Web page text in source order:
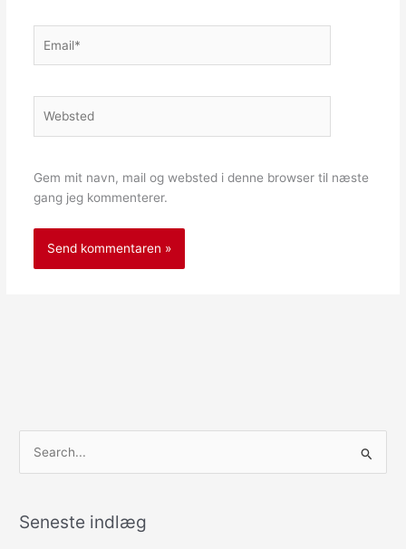
Gem mit navn, mail og websted i denne browser til næste
gang jeg kommenterer.
e
Seneste indlæg